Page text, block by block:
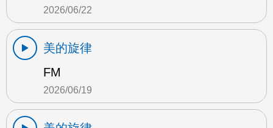
2026/06/22
美的旋律
FM
2026/06/19